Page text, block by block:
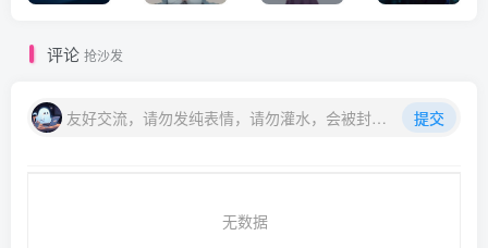
评论 抢沙发
友好交流，请勿发纯表情，请勿灌水，会被封号喔 提交
无数据